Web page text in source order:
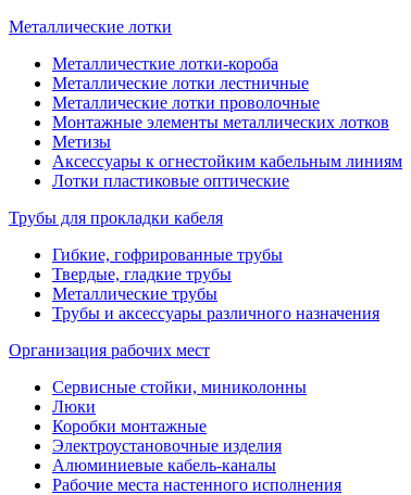
Металлические лотки
Металличесткие лотки-короба
Металлические лотки лестничные
Металлические лотки проволочные
Монтажные элементы металлических лотков
Метизы
Аксессуары к огнестойким кабельным линиям
Лотки пластиковые оптические
Трубы для прокладки кабеля
Гибкие, гофрированные трубы
Твердые, гладкие трубы
Металлические трубы
Трубы и аксессуары различного назначения
Организация рабочих мест
Сервисные стойки, миниколонны
Люки
Коробки монтажные
Электроустановочные изделия
Алюминиевые кабель-каналы
Рабочие места настенного исполнения